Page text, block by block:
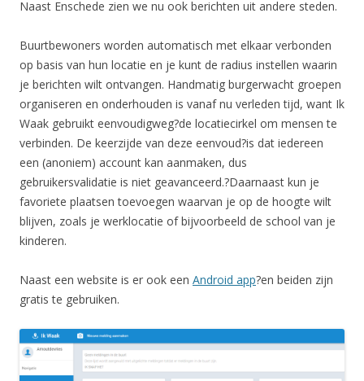
Naast Enschede zien we nu ook berichten uit andere steden.
Buurtbewoners worden automatisch met elkaar verbonden
op basis van hun locatie en je kunt de radius instellen waarin
je berichten wilt ontvangen. Handmatig burgerwacht groepen
organiseren en onderhouden is vanaf nu verleden tijd, want Ik
Waak gebruikt eenvoudigweg?de locatiecirkel om mensen te
verbinden. De keerzijde van deze eenvoud?is dat iedereen
een (anoniem) account kan aanmaken, dus
gebruikersvalidatie is niet geavanceerd.?Daarnaast kun je
favoriete plaatsen toevoegen waarvan je op de hoogte wilt
blijven, zoals je werklocatie of bijvoorbeeld de school van je
kinderen.
Naast een website is er ook een Android app?en beiden zijn
gratis te gebruiken.